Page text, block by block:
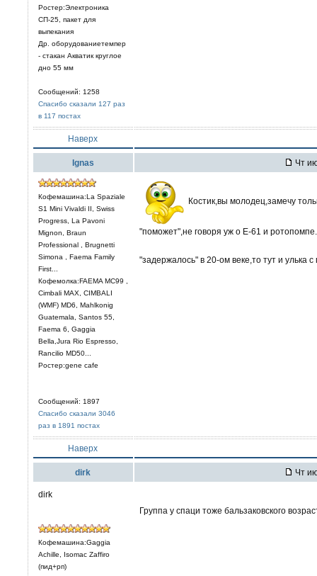
Ростер:Электроника
СП-25, пакет для
выпекания
Др. оборудованиетемпер
- стакан Акватик круглое
дно 55 мм
Сообщений: 1258
Спасибо сказали 127 раз
в 117 постах
Наверх
Ignas Чт
Кофемашина:La Spaziale
S1 Mini Vivaldi II, Swiss
Progress, La Pavoni
Mignon, Braun
Professional , Brugnetti
Simona , Faema Family
First...
Кофемолка:FAEMA MC99 ,
Cimbali MAX, CIMBALI
(WMF) MD6, Mahlkonig
Guatemala, Santos 55,
Faema 6, Gaggia
Bella,Jura Rio Espresso,
Rancilio MD50...
Ростер:gene cafe
Сообщений: 1897
Спасибо сказали 3046
раз в 1891 постах
Костик,вы молодец,замечу
"поможет",не говоря уж о Е-61 и
"задержалось" в 20-ом веке,то тут и улька
Наверх
dirk Чт
dirk
Кофемашина:Gaggia
Achille, Isomac Zaffiro
(пид+рп)
Группа у спаци тоже бальзаковского